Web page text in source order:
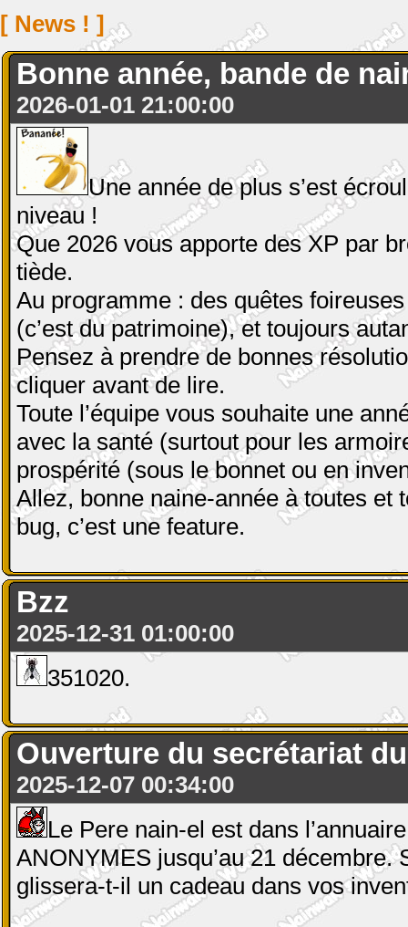
[ News ! ]
Bonne année, bande de
2026-01-01 21:00:00
Une année de plus s’est
niveau !
Que 2026 vous apporte des XP par
tiède.
Au programme : des quêtes
(c’est du patrimoine), et toujours
Pensez à prendre de bonnes
cliquer avant de lire.
Toute l’équipe vous souhaite une
avec la santé (surtout pour les
prospérité (sous le bonnet ou en
Allez, bonne naine-année à toutes et
bug, c’est une feature.
Bzz
2025-12-31 01:00:00
351020.
Ouverture du secrétariat
2025-12-07 00:34:00
Le Pere nain-el est dans
ANONYMES jusqu’au 21
glissera-t-il un cadeau dans vos